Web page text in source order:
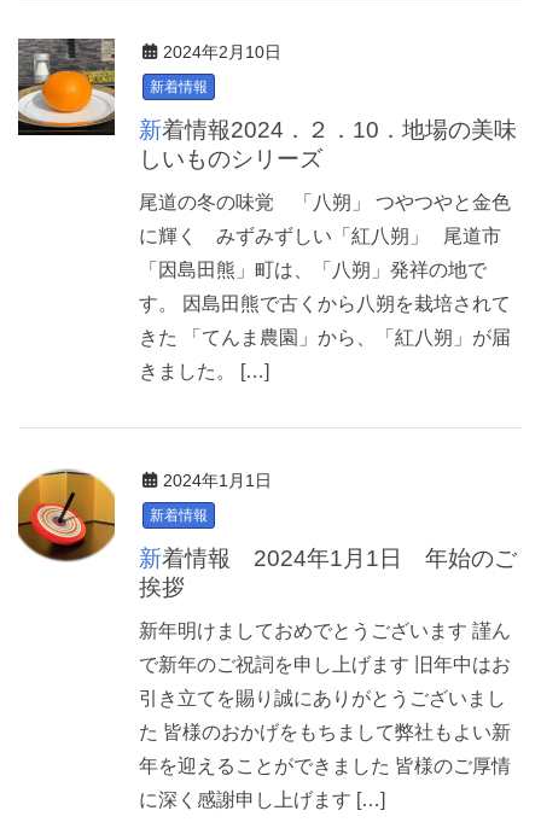
2024年2月10日
新着情報
新着情報2024．２．10．地場の美味
しいものシリーズ
尾道の冬の味覚 「八朔」 つやつやと金色
に輝く みずみずしい「紅八朔」 尾道市
「因島田熊」町は、「八朔」発祥の地で
す。 因島田熊で古くから八朔を栽培されて
きた 「てんま農園」から、「紅八朔」が届
きました。 […]
2024年1月1日
新着情報
新着情報 2024年1月1日 年始のご
挨拶
新年明けましておめでとうございます 謹ん
で新年のご祝詞を申し上げます 旧年中はお
引き立てを賜り誠にありがとうございまし
た 皆様のおかげをもちまして弊社もよい新
年を迎えることができました 皆様のご厚情
に深く感謝申し上げます […]